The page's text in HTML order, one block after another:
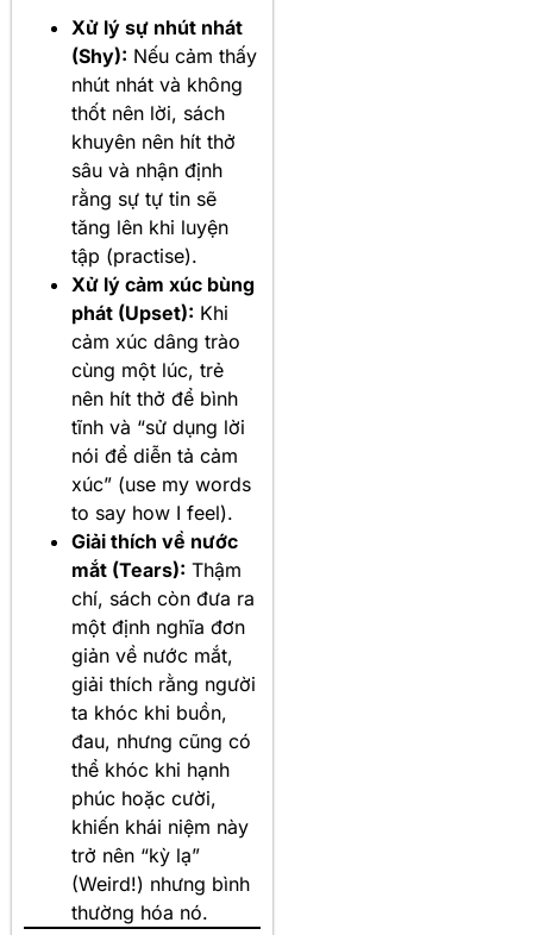
Xử lý sự nhút nhát
(Shy): Nếu cảm thấy
nhút nhát và không
thốt nên lời, sách
khuyên nên hít thở
sâu và nhận định
rằng sự tự tin sẽ
tăng lên khi luyện
tập (practise).
Xử lý cảm xúc bùng
phát (Upset): Khi
cảm xúc dâng trào
cùng một lúc, trẻ
nên hít thở để bình
tĩnh và “sử dụng lời
nói để diễn tả cảm
xúc” (use my words
to say how I feel).
Giải thích về nước
mắt (Tears): Thậm
chí, sách còn đưa ra
một định nghĩa đơn
giản về nước mắt,
giải thích rằng người
ta khóc khi buồn,
đau, nhưng cũng có
thể khóc khi hạnh
phúc hoặc cười,
khiến khái niệm này
trở nên “kỳ lạ”
(Weird!) nhưng bình
thường hóa nó.